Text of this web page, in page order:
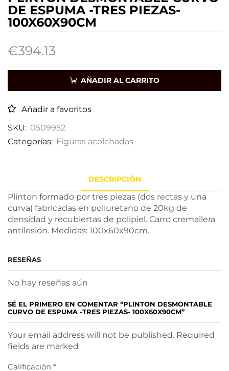
DE ESPUMA -TRES PIEZAS-
100X60X90CM
€394.13
AÑADIR AL CARRITO
Añadir a favoritos
SKU: 0509952
Categorías: Figuras acolchadas
DESCRIPCIÓN
Plinton formado por tres piezas (dos rectas y una
curva) fabricadas en poliuretano de 20kg de
densidad y recubiertas de polipiel. Carro cremallera
antilesión. Medidas: 100x60x90cm.
RESEÑAS
No hay reseñas aún
SÉ EL PRIMERO EN COMENTAR “PLINTON DESMONTABLE
CURVO DE ESPUMA -TRES PIEZAS- 100X60X90CM”
Your email address will not be published. Required
fields are marked
Calificación *